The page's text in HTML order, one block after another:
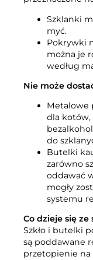
Rozbiórka i
Więcej
Taryfy za
Link do
Przewodnik AT
Przepisy
Samoobsługa
Samoobsługa
Oferty pracy
Firma BOFA
Szklanki
myć.
Pokrywki
można je
według
Nie może
Metalowe
dla
do
Butelki
zarówno
oddawać
mogły
systemu
Co dzieje się ze
Szkło i butelki
są poddawane
przetopienie na